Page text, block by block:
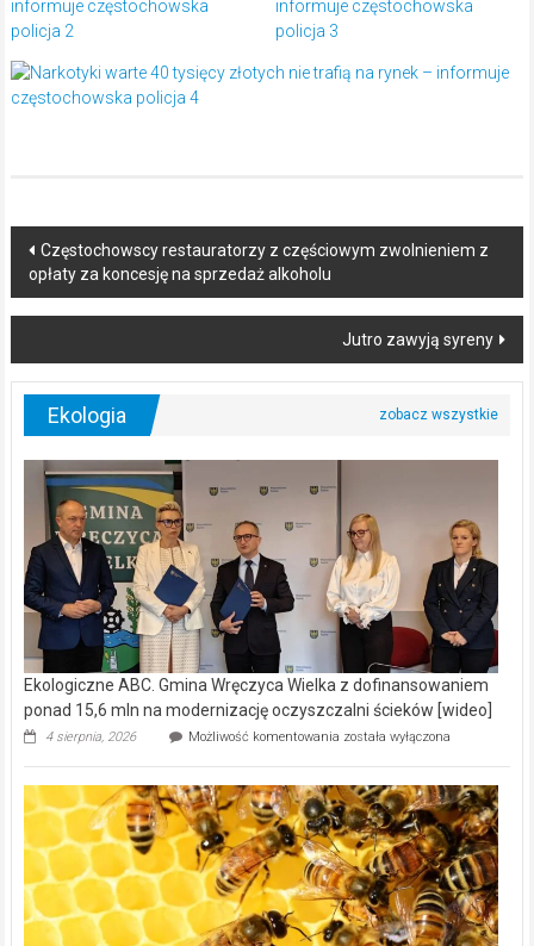
Post
navigation
Częstochowscy restauratorzy z częściowym zwolnieniem z
opłaty za koncesję na sprzedaż alkoholu
Jutro zawyją syreny
Ekologia
Ekologiczne ABC. Gmina Wręczyca Wielka z dofinansowaniem
ponad 15,6 mln na modernizację oczyszczalni ścieków [wideo]
4 sierpnia, 2026 Możliwość komentowania Ekologiczne
Wręczyca
Wielka
z
dofinansowaniem
ponad
15,6
mln
na
została wyłączona